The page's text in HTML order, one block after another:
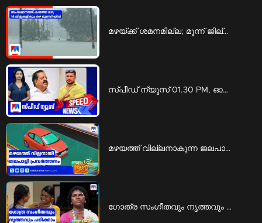
മഴയ്ക്ക് ശമനമില്ല; മൂന്ന് ജില്ലകളിൽ റെഡ് അലർട്ട് | Rain
സ്പീഡ് ന്യൂസ് 01.30 PM, ഓഗസ്റ്റ് 06, 2026 | Speed News
മഴയത്ത് വില്ലനാകുന്ന ജലപാളി പ്രവര്‍ത്തനം; അപകടത്തില്‍ പെടാതിരിക്കാന്‍ എന്ത് ചെയ്യാം | Rain accidents
ഗോത്ര സംഗീതവും നൃത്തവും പഠിക്കാം; ‘കിര്‍ത്താഡ്സ് ’ ഒരുക്കുന്ന പരിശീലനം | KIRTADS